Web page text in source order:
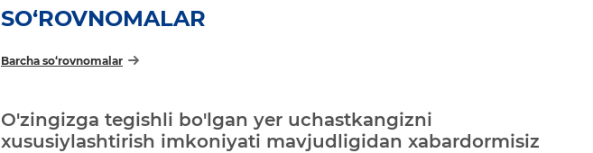
SO‘ROVNOMALAR
Barcha so‘rovnomalar
O'zingizga tegishli bo'lgan yer uchastkangizni
xususiylashtirish imkoniyati mavjudligidan xabardormisiz